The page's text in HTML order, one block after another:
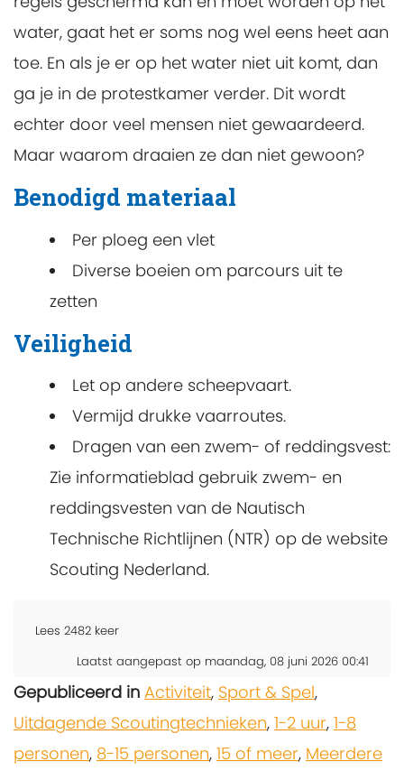
water, gaat het er soms nog wel eens heet aan
toe. En als je er op het water niet uit komt, dan
ga je in de protestkamer verder. Dit wordt
echter door veel mensen niet gewaardeerd.
Maar waarom draaien ze dan niet gewoon?
Benodigd materiaal
Per ploeg een vlet
Diverse boeien om parcours uit te
zetten
Veiligheid
Let op andere scheepvaart.
Vermijd drukke vaarroutes.
Dragen van een zwem- of reddingsvest:
Zie informatieblad gebruik zwem- en
reddingsvesten van de Nautisch
Technische Richtlijnen (NTR) op de website
Scouting Nederland.
Lees 2482 keer
Laatst aangepast op maandag, 08 juni 2026 00:41
Gepubliceerd in Activiteit, Sport & Spel,
Uitdagende Scoutingtechnieken, 1-2 uur, 1-8
personen, 8-15 personen, 15 of meer, Meerdere